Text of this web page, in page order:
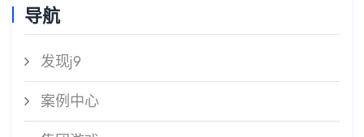
导航
发现j9
案例中心